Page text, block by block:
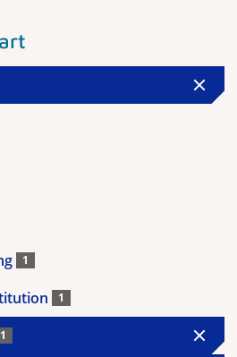
1
1
1